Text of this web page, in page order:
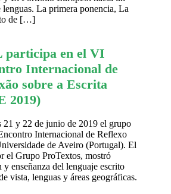
La primera ponencia, La
de […]
participa en el VI
Internacional de
sobre a Escrita
2019)
21 y 22 de junio de 2019 el grupo
Internacional de Reflexo
de Aveiro (Portugal). El
el Grupo ProTextos, mostró
y enseñanza del lenguaje escrito
vista, lenguas y áreas geográficas.